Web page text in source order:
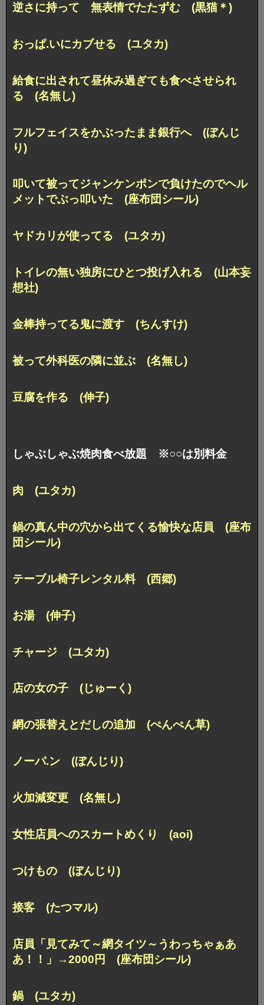
逆さに持って 無表情でたたずむ (黒猫＊)
おっぱ.いにカブせる (ユタカ)
給食に出されて昼休み過ぎても食べさせられ
る (名無し)
フルフェイスをかぶったまま銀行へ (ぼんじ
り)
叩いて被ってジャンケンポンで負けたのでヘル
メットでぶっ叩いた (座布団シール)
ヤドカリが使ってる (ユタカ)
トイレの無い独房にひとつ投げ入れる (山本妄
想社)
金棒持ってる鬼に渡す (ちんすけ)
被って外科医の隣に並ぶ (名無し)
豆腐を作る (伸子)
しゃぶしゃぶ焼肉食べ放題 ※○○は別料金
肉 (ユタカ)
鍋の真ん中の穴から出てくる愉快な店員 (座布
団シール)
テーブル椅子レンタル料 (西郷)
お湯 (伸子)
チャージ (ユタカ)
店の女の子 (じゅーく)
網の張替えとだしの追加 (ぺんぺん草)
ノーパ.ン (ぼんじり)
火加減変更 (名無し)
女性店員へのスカートめくり (aoi)
つけもの (ぼんじり)
接客 (たつマル)
店員「見てみて～網タイツ～うわっちゃぁあ
あ！！」→2000円 (座布団シール)
鍋 (ユタカ)